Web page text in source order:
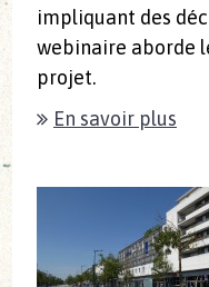
impliquant des
webinaire aborde
projet.
En savoir plus